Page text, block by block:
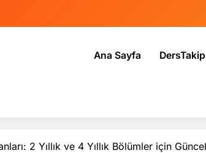
Ana Sayfa
2 Yıllık ve 4 Yıllık Bölümler için